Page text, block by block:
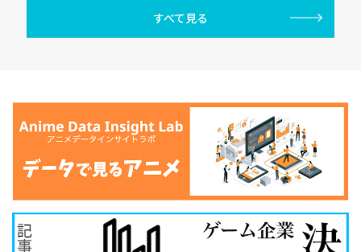
すべて見る